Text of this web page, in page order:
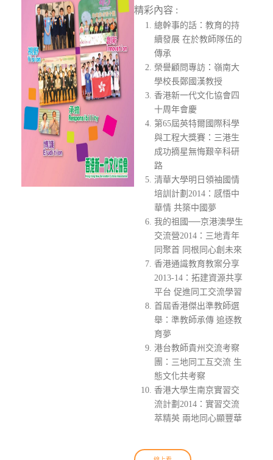
精彩內容 :
總幹事的話：教育的持
續發展 在於教師隊伍的
傳承
榮譽顧問專訪：嶺南大
學校長鄭國漢教授
香港新一代文化協會四
十周年會慶
第65屆英特爾國際科學
與工程大獎賽：三港生
成功摘星無悔艱辛科研
路
清華大學明日領袖國情
培訓計劃2014：感悟中
華情 共築中國夢
我的祖國──京港澳學生
交流營2014：三地青年
同聚首 同根同心創未來
香港通識教育教案分享
2013-14：拓建資源共享
平台 促進同工交流學習
首屆香港傑出準教師選
舉：準教師承傳 追逐教
育夢
港台教師貴州交流考察
團：三地同工互交流 生
態文化共考察
香港大學生南京實習交
流計劃2014：實習交流
萃精英 兩地同心顯豐華